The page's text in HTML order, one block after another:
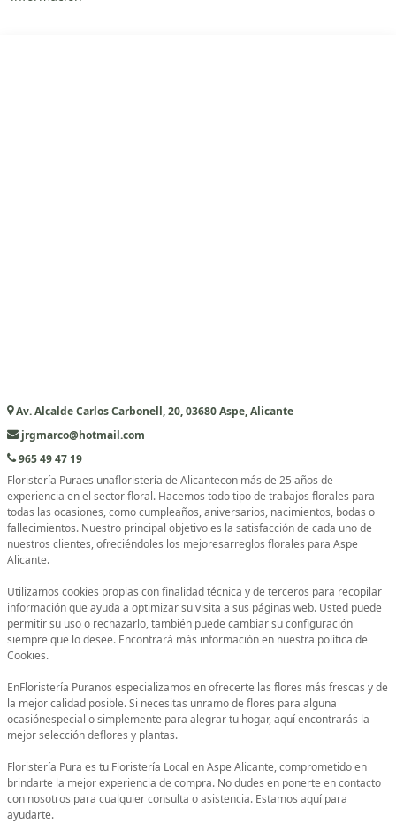
Av. Alcalde Carlos Carbonell, 20, 03680 Aspe, Alicante
jrgmarco@hotmail.com
965 49 47 19
Floristería Puraes unafloristería de Alicantecon más de 25 años de
experiencia en el sector floral. Hacemos todo tipo de trabajos florales para
todas las ocasiones, como cumpleaños, aniversarios, nacimientos, bodas o
fallecimientos. Nuestro principal objetivo es la satisfacción de cada uno de
nuestros clientes, ofreciéndoles los mejoresarreglos florales para Aspe
Alicante.
Utilizamos cookies propias con finalidad técnica y de terceros para recopilar
información que ayuda a optimizar su visita a sus páginas web. Usted puede
permitir su uso o rechazarlo, también puede cambiar su configuración
siempre que lo desee. Encontrará más información en nuestra política de
Cookies.
EnFloristería Puranos especializamos en ofrecerte las flores más frescas y de
la mejor calidad posible. Si necesitas unramo de flores para alguna
ocasiónespecial o simplemente para alegrar tu hogar, aquí encontrarás la
mejor selección deflores y plantas.
Floristería Pura es tu Floristería Local en Aspe Alicante, comprometido en
brindarte la mejor experiencia de compra. No dudes en ponerte en contacto
con nosotros para cualquier consulta o asistencia. Estamos aquí para
ayudarte.